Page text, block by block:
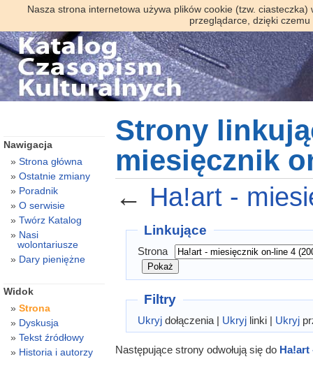
Nasza strona internetowa używa plików cookie (tzw.
przeglądarce, dzięki
Strony
miesięcznik
← Ha!art -
Linkujące
Strona
Filtry
Ukryjdołączenia | Ukryjlinki | Ukryj
Następujące strony odwołują się do Ha!art
Nawigacja
Strona główna
Ostatnie zmiany
Poradnik
O serwisie
Twórz Katalog
Nasi
wolontariusze
Dary pieniężne
Widok
Strona
Dyskusja
Tekst źródłowy
Historia i autorzy